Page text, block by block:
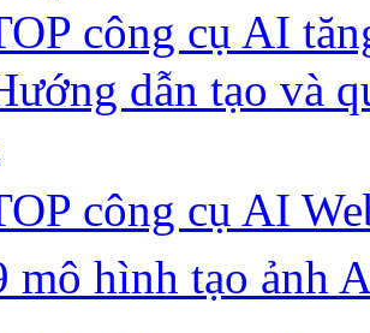
công cụ AI
dẫn tạo và
công cụ AI
mô hình tạo ảnh